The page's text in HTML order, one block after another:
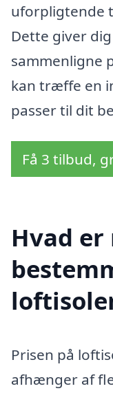
uforpligtende
Dette giver
sammenligne
kan træffe en
passer til dit
Få 3 tilbud,
Hvad
Prisen på
afhænger af